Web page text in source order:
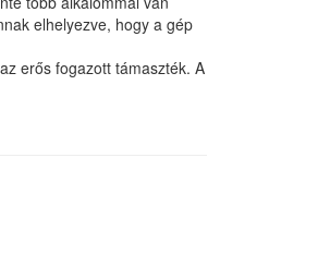
elhelyezve, hogy a gép
erős fogazott támaszték. A